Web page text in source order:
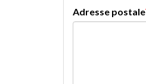
Adresse postale